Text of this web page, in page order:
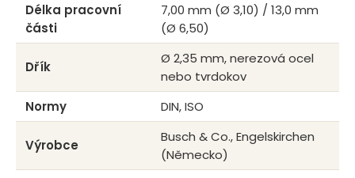
Délka pracovní
části
7,00 mm (Ø 3,10) / 13,0 mm
(Ø 6,50)
Dřík
Ø 2,35 mm, nerezová ocel
nebo tvrdokov
Normy
DIN, ISO
Výrobce
Busch & Co., Engelskirchen
(Německo)